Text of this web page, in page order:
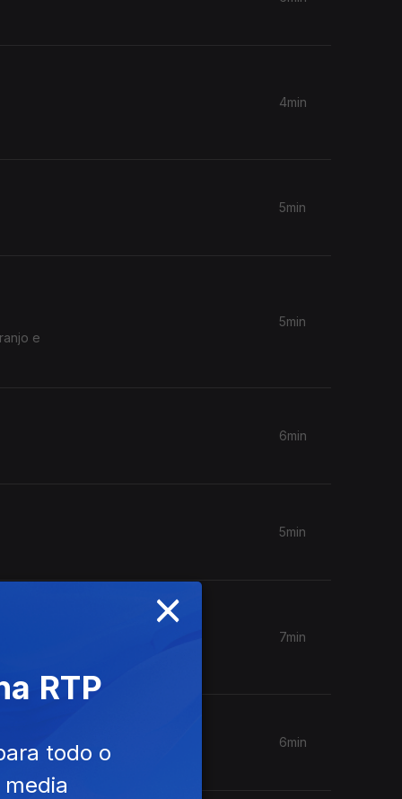
4min
5min
e
5min
6min
5min
7min
6min
×
RTP
todo o